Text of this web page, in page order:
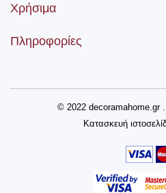
Χρήσιμα
Πληροφορίες
© 2022 decoramahome.gr
Κατασκευή